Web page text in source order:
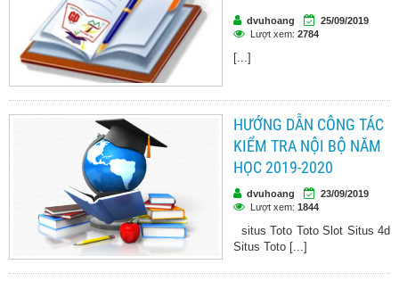
dvuhoang
25/09/2019
Lượt xem: 2784
[...]
HƯỚNG DẪN CÔNG TÁC
KIỂM TRA NỘI BỘ NĂM
HỌC 2019-2020
dvuhoang
23/09/2019
Lượt xem: 1844
situs Toto Toto Slot Situs 4d
Situs Toto [...]